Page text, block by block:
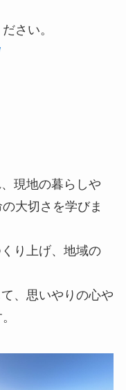
さい。
現地の暮らしや
大切さを学びま
り上げ、地域の
、思いやりの心や